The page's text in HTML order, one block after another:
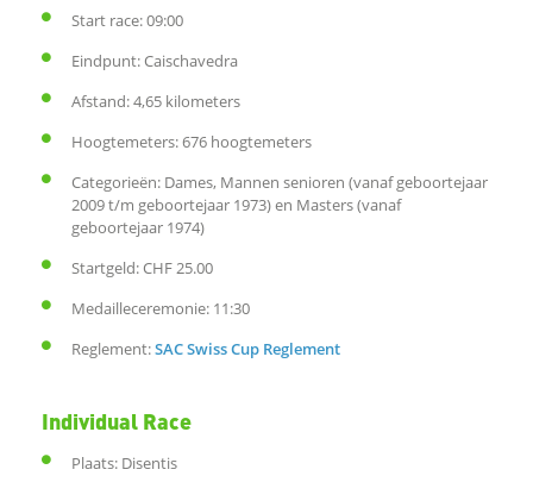
i
n
e
I
Start race: 09:00
Eindpunt: Caischavedra
Afstand: 4,65 kilometers
Hoogtemeters: 676 hoogtemeters
Categorieën: Dames, Mannen senioren (vanaf geboortejaar
2009 t/m geboortejaar 1973) en Masters (vanaf
geboortejaar 1974)
Startgeld: CHF 25.00
Medailleceremonie: 11:30
Reglement:SAC Swiss Cup Reglement
Individual Race
Plaats: Disentis